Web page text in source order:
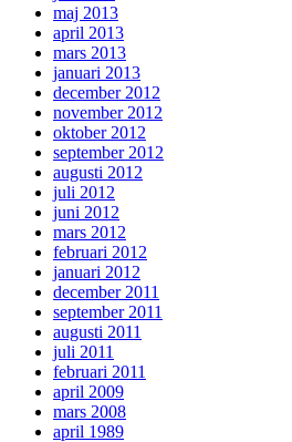
maj 2013
april 2013
mars 2013
januari 2013
december 2012
november 2012
oktober 2012
september 2012
augusti 2012
juli 2012
juni 2012
mars 2012
februari 2012
januari 2012
december 2011
september 2011
augusti 2011
juli 2011
februari 2011
april 2009
mars 2008
april 1989